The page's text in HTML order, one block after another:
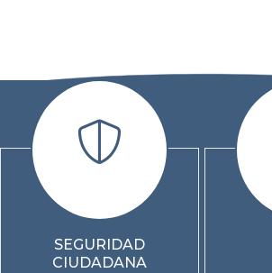
SEGURIDAD
CIUDADANA